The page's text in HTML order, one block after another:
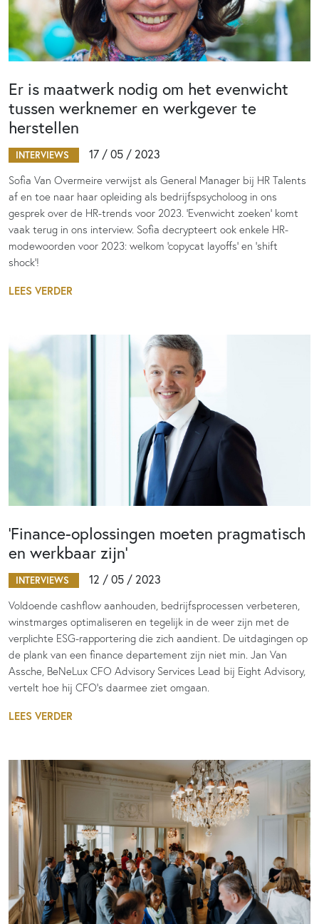
Er is maatwerk nodig om het evenwicht
tussen werknemer en werkgever te
herstellen
INTERVIEWS 17 / 05 / 2023
Sofia Van Overmeire verwijst als General Manager bij HR Talents
af en toe naar haar opleiding als bedrijfspsycholoog in ons
gesprek over de HR-trends voor 2023. ‘Evenwicht zoeken’ komt
vaak terug in ons interview. Sofia decrypteert ook enkele HR-
modewoorden voor 2023: welkom ‘copycat layoffs’ en ‘shift
shock’!
LEES VERDER
‘Finance-oplossingen moeten pragmatisch
en werkbaar zijn’
INTERVIEWS 12 / 05 / 2023
Voldoende cashflow aanhouden, bedrijfsprocessen verbeteren,
winstmarges optimaliseren en tegelijk in de weer zijn met de
verplichte ESG-rapportering die zich aandient. De uitdagingen op
de plank van een finance departement zijn niet min. Jan Van
Assche, BeNeLux CFO Advisory Services Lead bij Eight Advisory,
vertelt hoe hij CFO’s daarmee ziet omgaan.
LEES VERDER